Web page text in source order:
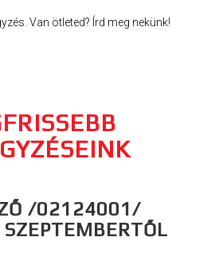
Van ötleted? Írd meg nekünk!
/02124001/